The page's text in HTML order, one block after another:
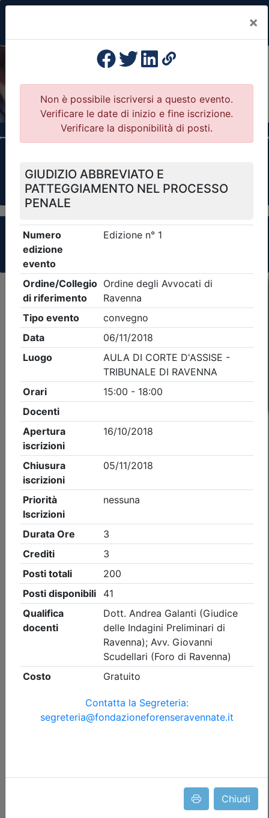
×
Chiudi
Previous
Il portale della formazione per Ordini e
Collegi Professionali
Clicca qui - espandi la sezione dei filtri ricerca
eventi
Criteri di ricerca applicati:
- Tipo Ordine/collegio:Avvocati
Ravenna- Eventi in programma dal10/8/2026
Dettagli evento
A pagamento
Ordine degli Avvocati di Ravenna
INTERO CORSO: Pensare da Avvocato,
lavorare con l’AI.Un percorso formativo
in dodici incontri
Data:25/09/2026
Crediti:
dal 22/07/2026 al 14/09/2026
Tipologia:corso